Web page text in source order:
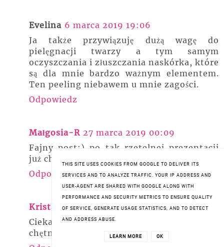
Evelina 6 marca 2019 19:06
Ja także przywiązuję dużą wagę do
pielęgnacji twarzy a tym samym
oczyszczania i złuszczania naskórka, które
są dla mnie bardzo ważnym elementem.
Ten peeling niebawem u mnie zagości.
Odpowiedz
Małgosia-R 27 marca 2019 00:09
Fajny post:) po tak rzetelnej prezentacji
już chcę go mieć:)
Odpowiedz
Krista
29 marca 2019 23:44
Ciekawa prezentacja. Zapoluję na niego
chętnie.
THIS SITE USES COOKIES FROM GOOGLE TO DELIVER ITS
SERVICES AND TO ANALYZE TRAFFIC. YOUR IP ADDRESS AND
USER-AGENT ARE SHARED WITH GOOGLE ALONG WITH
PERFORMANCE AND SECURITY METRICS TO ENSURE QUALITY
OF SERVICE, GENERATE USAGE STATISTICS, AND TO DETECT
AND ADDRESS ABUSE.
LEARN MORE OK